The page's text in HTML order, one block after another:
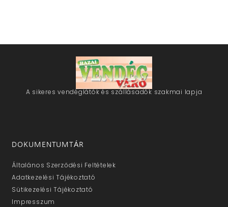
A sikeres vendéglátók és szállásadók szakmai lapja
DOKUMENTUMTÁR
Általános Szerződési Feltételek
Adatkezelési Tájékoztató
Sütikezelési Tájékoztató
Impresszum